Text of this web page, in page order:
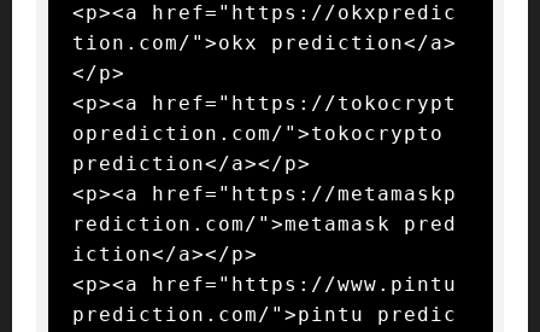
<p><a href="https://okxpredic
tion.com/">okx prediction</a>
</p>
<p><a href="https://tokocrypt
oprediction.com/">tokocrypto
prediction</a></p>
<p><a href="https://metamaskp
rediction.com/">metamask pred
iction</a></p>
<p><a href="https://www.pintu
prediction.com/">pintu predic